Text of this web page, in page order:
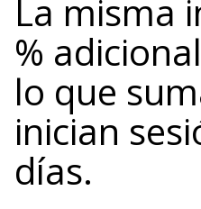
La misma
%
lo que
inician
días.